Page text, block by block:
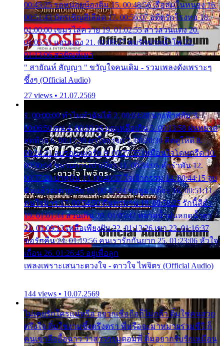
00:45:25 รอหน่อยน้องติ๋ม 15. 00:48:56 เรือล่มในหนอง 16.
00:51:43 บัตรเชิญสีเลือด 17. 00:56:07 อดีตรักโรงทอ 18.
01:00:00 เขมรไล่ควาย 19. 01:02:55 สาวสวนแตง 20.
01:05:51 แอบมอง 21. 01:09:27 พบรักปากน้ำโพ 22.
01:13:06 สายัณห์เมา
" สายัณห์ สัญญา " ขวัญใจคนเดิม - รวมเพลงดังเพราะๆ
ซึ้งๆ (Official Audio)
27 views • 21.07.2569
1. 00:00:00 ทำไมทำฉันได้ 2. 00:03:20 นางฟ้าสลัม 3.
00:06:50 คน 4. 00:10:36 บุญเหลือเกิน 5. 00:13:58 ฝนหยาด
สุดท้าย 6. 00:17:30 ยาใจยาจก 7. 00:20:30 คิดดูให้ดี 8.
00:24:21 ลบรอยแผลรัก 9. 00:27:35 เหมือนใจโดนกรีด 10.
00:30:54 ขบวนการเปาเปียว 11. 00:34:05 คำรำพัน 12.
00:37:20 ปาหนัน 13. 00:40:37 ใจเจ้ากรรม 14. 00:44:15 จูบ
ฉันแล้วจงตายเสีย 15. 00:47:24 ขอสูมาเต๊อะ 16. 00:51:11
คนใจมาร 17. 00:54:50 คืนทรมาน 18. 00:58:25 รักนี้สีดำ
19. 01:01:44 ส่วนเกิน 20. 01:05:42 หยาดน้ำฝนหยดน้ำตา
21. 01:09:13 เหลือเพียงฝัน 22. 01:13:26 เขา 23. 01:16:37
ขอรักคืน 24. 01:19:56 คนเรารักกันยาก 25. 01:23:06 หัวใจ
เถื่อน 26. 01:26:45 อยู่เพื่อลูก
เพลงเพราะเสนาะดวงใจ - ดาวใจ ไพจิตร (Official Audio)
144 views • 10.07.2569
ไม่เคยรักใครแน่หรือ อยากเชื่อถือก็ไม่กล้า ติ๋มใช่คนสวย
ตรึงใจ ติ๋มใช่งามซึ้งตรึงตรา พี่หรือจะมาหมายร่วมชีวี ก็
คนเขาลืออื้อฉาว ว่าสาวๆรุมตอมพี่ ติ๋มอยากรับรักเหมือน